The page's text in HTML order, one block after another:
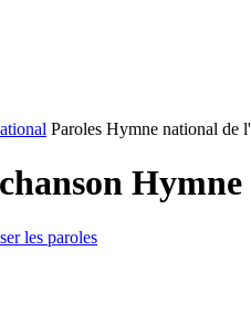
Paroles Hymne national de
les paroles